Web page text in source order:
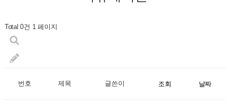
Total 0건 1 페이지
번호 제목 글쓴이 조회 날짜